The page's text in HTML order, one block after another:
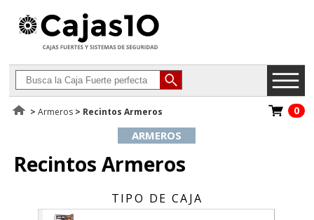
>Armeros > Recintos Armeros 0
ARMEROS
Recintos Armeros